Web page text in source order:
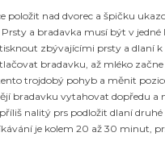
položit nad dvorec a špičku
Prsty a bradavka musí být v jedné
zbývajícími prsty a dlaní
bradavku, až mléko
trojdobý pohyb a měnit
bradavku vytahovat dopředu a
nalitý prs podložit dlaní druhé
je kolem 20 až 30 minut,